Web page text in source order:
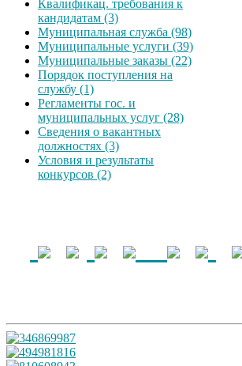
Квалификац. требования к
кандидатам (3)
Муниципальная служба (98)
Муниципальные услуги (39)
Муниципальные заказы (22)
Порядок поступления на
службу (1)
Регламенты гос. и
муниципальных услуг (28)
Сведения о вакантных
должностях (3)
Условия и результаты
конкурсов (2)